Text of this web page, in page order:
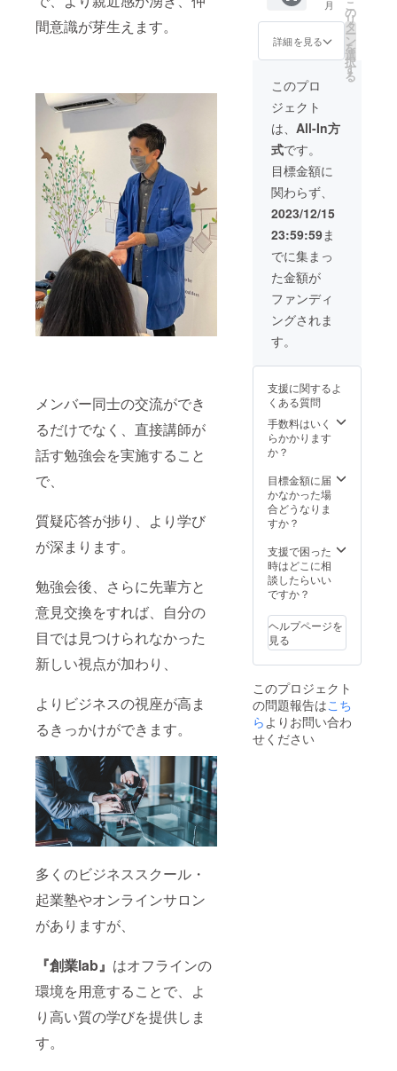
間意識が芽生えます。
メンバー同士の交流ができ
るだけでなく、直接講師が
話す勉強会を実施すること
で、
質疑応答が捗り、より学び
が深まります。
勉強会後、さらに先輩方と
意見交換をすれば、自分の
目では見つけられなかった
新しい視点が加わり、
よりビジネスの視座が高ま
るきっかけができます。
多くのビジネススクール・
起業塾やオンラインサロン
がありますが、
『創業lab』 はオフラインの
環境を用意することで、よ
り高い質の学びを提供しま
す。
ディン
グ終了
後に個
等でや
させて
頂きま
す。 ※
初回
レッス
ンの有
効期
限：
1月から
半年
載方法
は個別
でお打
ていた
す。 ※
掲載サ
イズは
スポン
サー
ボード
が横
360×縦
ズ ※掲
載掲
載：1年
間 ※公
序良俗
に反す
る内
反する
内容な
どはお
受けで
きませ
ん。 ※
細は個
別で
メール
ただき
ます。
→5,000
円 1年
サル
円
→156,0
00円 ※
開始日
から1年
間サ
ポート
させて
す。 ※
オンラ
イン開
催が中
心にな
りま
す。 ※
ンサル
で60分1
対1でご
指導さ
せて頂
きま
12回の
個別コ
ンサル
※日程等
はクラ
ウド
ファン
グ終了
後に個
別に
メール
りとり
させて
頂きま
す。 ※
初回
半年間
お試し
いただ
けま
会費
30,000
円
→5,000
円 半年
費用
66,000
円
→41,20
0円 ※開
始日か
ら半年
間サ
ポート
させて
頂きま
す。 ※
オンラ
心にな
す。 ※
日程等
はクラ
ウド
グ終了
後に個
別に
りとり
させて
頂きま
す。 ※
レッス
ンの有
効期
限：
1月から
半年
月
詳細を見る
こ
の
リ
タ
ー
ン
を
選
択
す
る
このプロ
ジェクト
は、 All-In方
式です。
目標金額に
関わらず、
2023/12/15
23:59:59ま
でに集まっ
た金額が
ファンディ
ングされま
す。
支援に関するよ
くある質問
手数料はいく
らかかります
か？
目標金額に届
かなかった場
合どうなりま
すか？
支援で困った
時はどこに相
談したらいい
ですか？
ヘルプページを
見る
このプロジェクト
の問題報告はこち
らよりお問い合わ
せください